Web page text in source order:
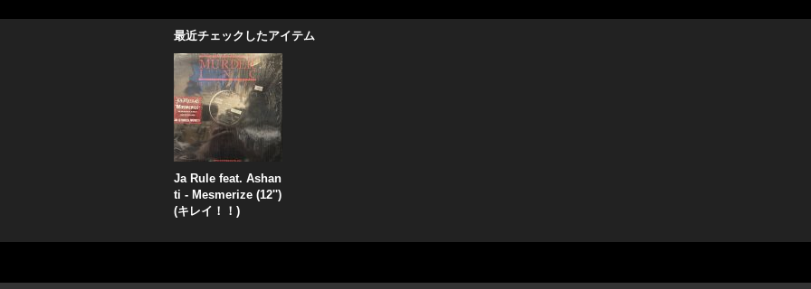
最近チェックしたアイテム
Ja Rule feat. Ashan
ti - Mesmerize (12'')
(キレイ！！)